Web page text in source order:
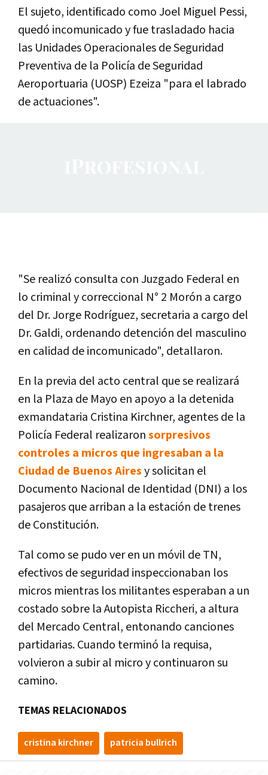
El sujeto, identificado como Joel Miguel Pessi,
quedó incomunicado y fue trasladado hacia
las Unidades Operacionales de Seguridad
Preventiva de la Policía de Seguridad
Aeroportuaria (UOSP) Ezeiza "para el labrado
de actuaciones".
"Se realizó consulta con Juzgado Federal en
lo criminal y correccional N° 2 Morón a cargo
del Dr. Jorge Rodríguez, secretaria a cargo del
Dr. Galdi, ordenando detención del masculino
en calidad de incomunicado", detallaron.
En la previa del acto central que se realizará
en la Plaza de Mayo en apoyo a la detenida
exmandataria Cristina Kirchner, agentes de la
Policía Federal realizaronsorpresivos
controles a micros que ingresaban a la
Ciudad de Buenos Airesy solicitan el
Documento Nacional de Identidad (DNI) a los
pasajeros que arriban a la estación de trenes
de Constitución.
Tal como se pudo ver en un móvil de TN,
efectivos de seguridad inspeccionaban los
micros mientras los militantes esperaban a un
costado sobre la Autopista Riccheri, a altura
del Mercado Central, entonando canciones
partidarias. Cuando terminó la requisa,
volvieron a subir al micro y continuaron su
camino.
TEMAS RELACIONADOS
cristina kirchner patricia bullrich